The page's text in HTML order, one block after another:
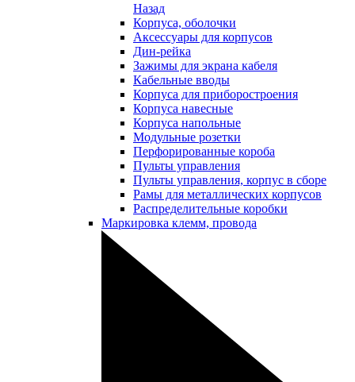
Назад
Корпуса, оболочки
Аксессуары для корпусов
Дин-рейка
Зажимы для экрана кабеля
Кабельные вводы
Корпуса для приборостроения
Корпуса навесные
Корпуса напольные
Модульные розетки
Перфорированные короба
Пульты управления
Пульты управления, корпус в сборе
Рамы для металлических корпусов
Распределительные коробки
Маркировка клемм, провода